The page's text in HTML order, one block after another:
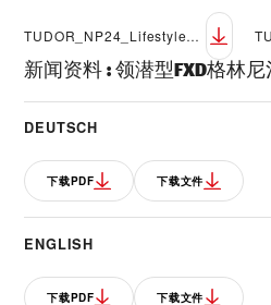
TUDOR_NP24_Lifestyle_Pelagos_FXD_GMT_19
新闻资料:领潜型FXD格林
DEUTSCH
下载PDF 下载文件
ENGLISH
下载PDF 下载文件